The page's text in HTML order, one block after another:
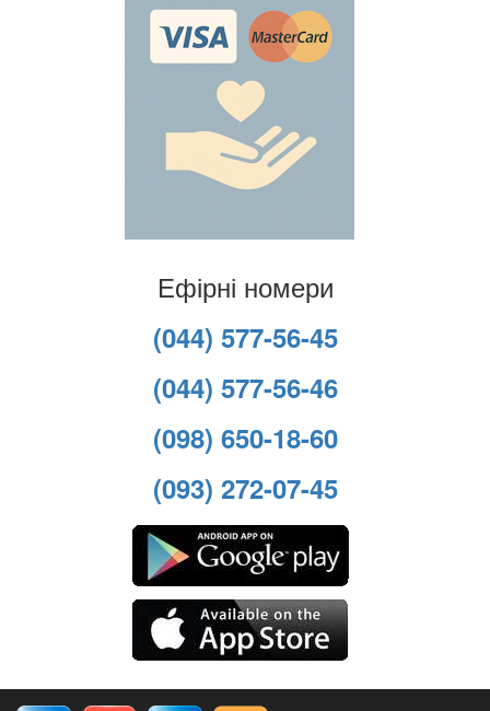
Ефірні номери
(044) 577-56-45
(044) 577-56-46
(098) 650-18-60
(093) 272-07-45